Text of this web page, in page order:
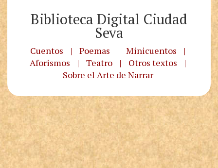
Biblioteca Digital Ciudad
Seva
Cuentos | Poemas | Minicuentos
|
Aforismos
| Teatro | Otros textos
|
Sobre el Arte de Narrar